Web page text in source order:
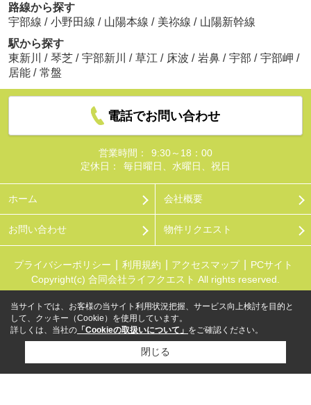
路線から探す
宇部線 / 小野田線 / 山陽本線 / 美祢線 / 山陽新幹線
駅から探す
東新川
/ 琴芝 / 宇部新川 / 草江 / 床波 / 岩鼻 / 宇部 / 宇部岬 /
居能 / 常盤
電話でお問い合わせ
営業時間：
9:30～18：00
定休日：
毎日曜日、水曜日、祝日
ホーム 会社概要
お問い合わせ 物件リクエスト
プライバシーポリシー 利用規約 アクセスマップ
PCサイト
Copyright(c) 合同会社ライフクエスト All rights reserved.
当サイトでは、お客様の当サイト利用状況把握、サービス向上検討を目的と
して、クッキー（Cookie）を使用しています。
詳しくは、当社の 「Cookieの取扱いについて」 をご確認ください。
閉じる